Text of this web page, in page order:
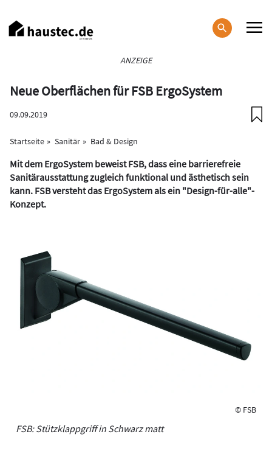
zum
Inhalt
ANZEIGE
Neue Oberflächen für FSB ErgoSystem
09.09.2019
Startseite Sanitär Bad & Design
Mit dem ErgoSystem beweist FSB, dass eine barrierefreie
Sanitärausstattung zugleich funktional und ästhetisch sein
kann. FSB versteht das ErgoSystem als ein "Design-für-alle"-
Konzept.
© FSB
FSB: Stützklappgriff in Schwarz matt